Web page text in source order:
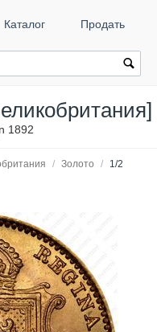
Каталог Продать
1892
/ Золото /
1/2